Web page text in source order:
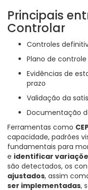
Principais
Controlar
Controles
Plano de
Evidências de
prazo
Validação da
Documentação
Ferramentas como
capacidade, padrões
fundamentais para
e identificar
são detectados, os
ajustados, assim
ser implementadas,